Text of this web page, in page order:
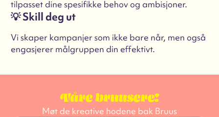
tilpasset dine spesifikke behov og ambisjoner.
💡 Skill deg ut
Vi skaper kampanjer som ikke bare når, men også
engasjerer målgruppen din effektivt.
Våre bruusere!
Møt de kreative hodene bak Bruus